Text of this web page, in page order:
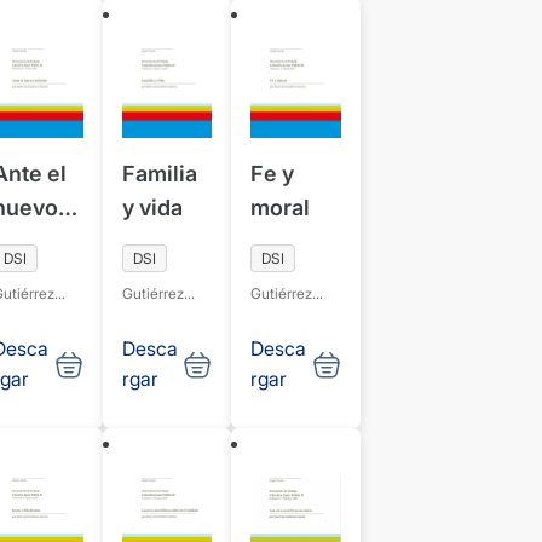
el
DSI
Familia
y vida
DSI
Gutiérrez
Luis
Desca
rgar
Fe y
moral
DSI
Gutiérrez
Luis
Desca
rgar